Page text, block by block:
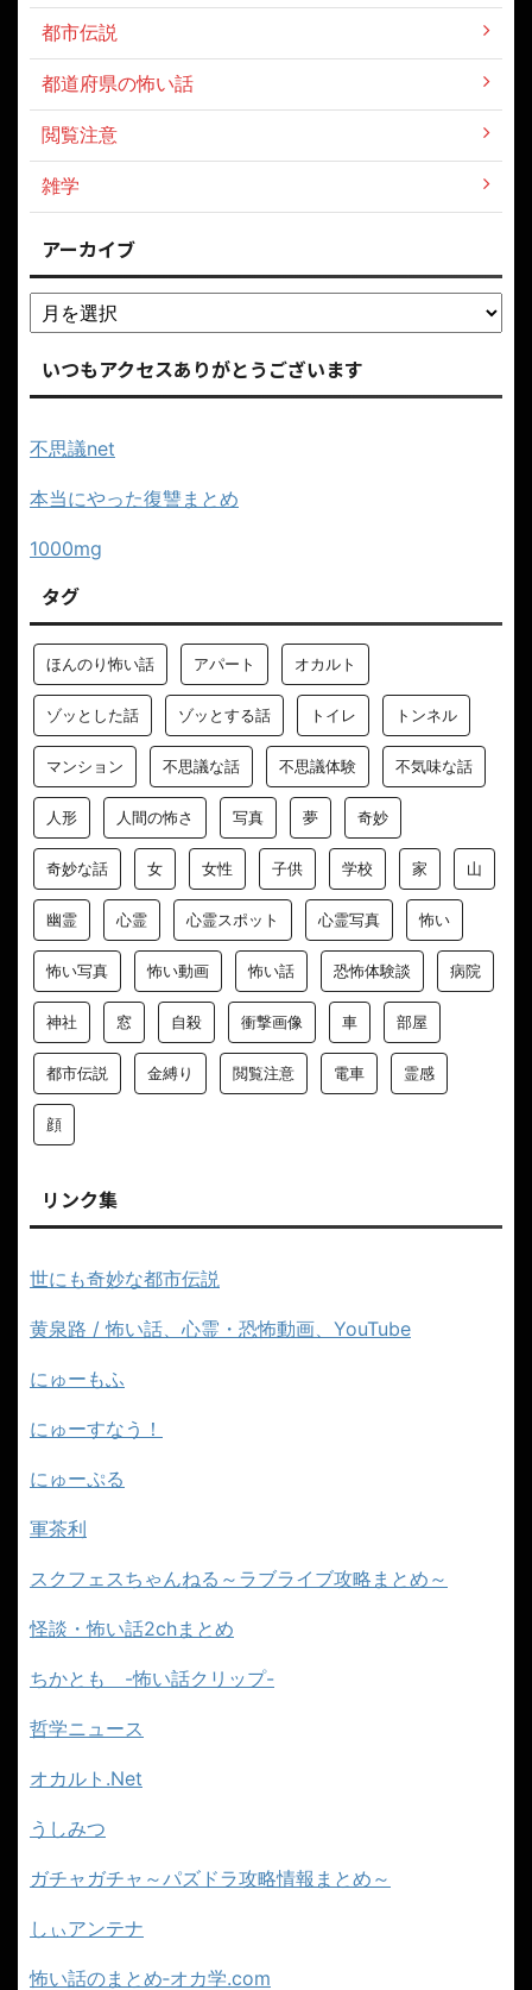
都市伝説
都道府県の怖い話
閲覧注意
雑学
アーカイブ
いつもアクセスありがとうございます
不思議net
本当にやった復讐まとめ
1000mg
タグ
ほんのり怖い話 アパート オカルト
ゾッとした話 ゾッとする話 トイレ トンネル
マンション 不思議な話 不思議体験 不気味な話
人形 人間の怖さ 写真 夢 奇妙
奇妙な話 女 女性 子供 学校 家 山
幽霊 心霊 心霊スポット 心霊写真 怖い
怖い写真 怖い動画 怖い話 恐怖体験談 病院
神社 窓 自殺 衝撃画像 車 部屋
都市伝説 金縛り 閲覧注意 電車 霊感
顔
リンク集
世にも奇妙な都市伝説
黄泉路 / 怖い話、心霊・恐怖動画、YouTube
にゅーもふ
にゅーすなう！
にゅーぷる
軍茶利
スクフェスちゃんねる～ラブライブ攻略まとめ～
怪談・怖い話2chまとめ
ちかとも -怖い話クリップ-
哲学ニュース
オカルト.Net
うしみつ
ガチャガチャ～パズドラ攻略情報まとめ～
しぃアンテナ
怖い話のまとめ‐オカ学.com